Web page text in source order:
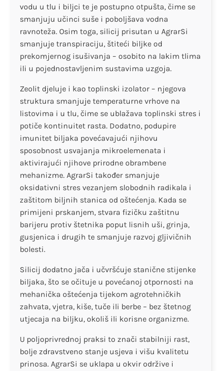
vodu u tlu i biljci te je postupno otpušta, čime se
smanjuju učinci suše i poboljšava vodna
ravnoteža. Osim toga, silicij prisutan u AgrarSi
smanjuje transpiraciju, štiteći biljke od
prekomjernog isušivanja – osobito na lakim tlima
ili u pojednostavljenim sustavima uzgoja.
Zeolit djeluje i kao toplinski izolator – njegova
struktura smanjuje temperaturne vrhove na
listovima i u tlu, čime se ublažava toplinski stres i
potiče kontinuitet rasta. Dodatno, podupire
imunitet biljaka povećavajući njihovu
sposobnost usvajanja mikroelemenata i
aktivirajući njihove prirodne obrambene
mehanizme. AgrarSi također smanjuje
oksidativni stres vezanjem slobodnih radikala i
zaštitom biljnih stanica od oštećenja. Kada se
primijeni prskanjem, stvara fizičku zaštitnu
barijeru protiv štetnika poput lisnih uši, grinja,
gusjenica i drugih te smanjuje razvoj gljivičnih
bolesti.
Silicij dodatno jača i učvršćuje stanične stijenke
biljaka, što se očituje u povećanoj otpornosti na
mehanička oštećenja tijekom agrotehničkih
zahvata, vjetra, kiše, tuče ili berbe – bez štetnog
utjecaja na biljku, okoliš ili korisne organizme.
U poljoprivrednoj praksi to znači stabilniji rast,
bolje zdravstveno stanje usjeva i višu kvalitetu
prinosa. AgrarSi se uklapa u okvir održive i